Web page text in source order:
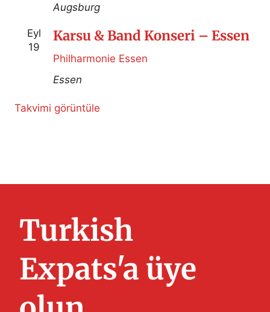
Augsburg
Eyl
19
Karsu & Band Konseri – Essen
Philharmonie Essen
Essen
Takvimi görüntüle
Turkish
Expats'a üye